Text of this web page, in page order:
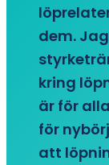
dem.
kring
är för
för
att